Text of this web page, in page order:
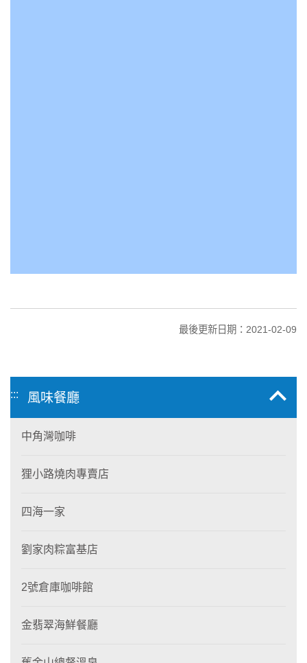
最後更新日期：2021-02-09
::: 風味餐廳
中角灣咖啡
狸小路燒肉專賣店
四海一家
劉家肉粽富基店
2號倉庫咖啡館
金翡翠海鮮餐廳